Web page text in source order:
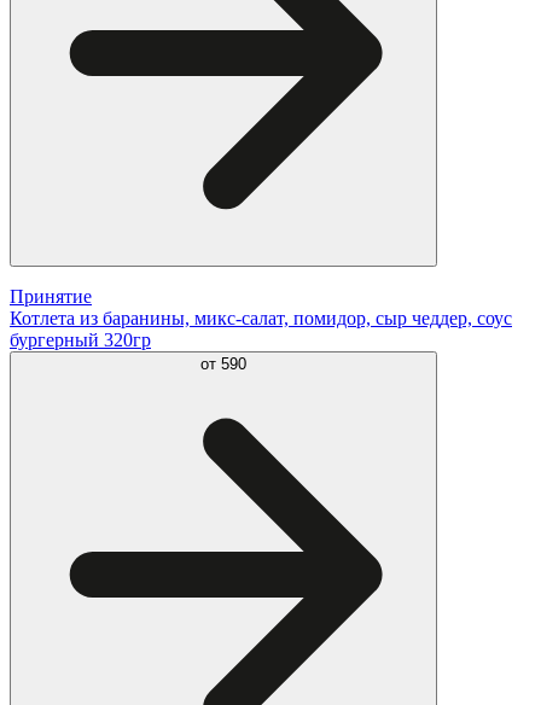
Принятие
Котлета из баранины, микс-салат, помидор, сыр чеддер, соус
бургерный 320гр
от 590